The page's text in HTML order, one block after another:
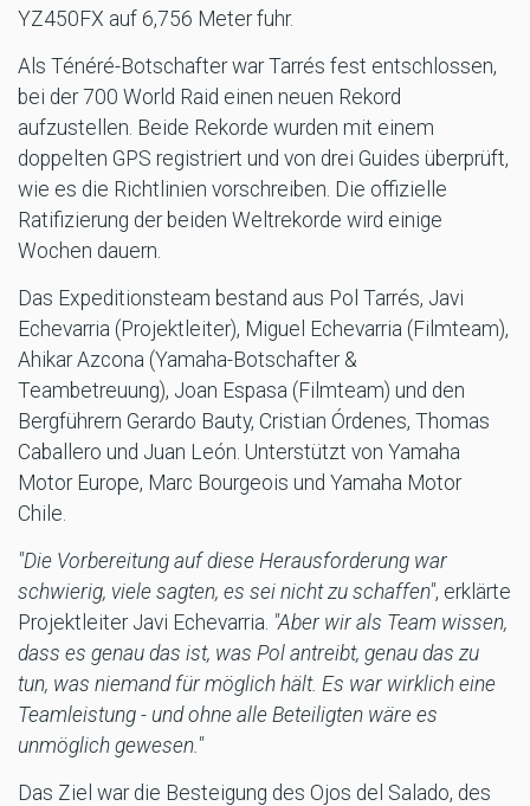
YZ450FX auf 6,756 Meter fuhr.
Als Ténéré-Botschafter war Tarrés fest entschlossen,
bei der 700 World Raid einen neuen Rekord
aufzustellen. Beide Rekorde wurden mit einem
doppelten GPS registriert und von drei Guides überprüft,
wie es die Richtlinien vorschreiben. Die offizielle
Ratifizierung der beiden Weltrekorde wird einige
Wochen dauern.
Das Expeditionsteam bestand aus Pol Tarrés, Javi
Echevarria (Projektleiter), Miguel Echevarria (Filmteam),
Ahikar Azcona (Yamaha-Botschafter &
Teambetreuung), Joan Espasa (Filmteam) und den
Bergführern Gerardo Bauty, Cristian Órdenes, Thomas
Caballero und Juan León. Unterstützt von Yamaha
Motor Europe, Marc Bourgeois und Yamaha Motor
Chile.
"Die Vorbereitung auf diese Herausforderung war
schwierig, viele sagten, es sei nicht zu schaffen", erklärte
Projektleiter Javi Echevarria. "Aber wir als Team wissen,
dass es genau das ist, was Pol antreibt, genau das zu
tun, was niemand für möglich hält. Es war wirklich eine
Teamleistung - und ohne alle Beteiligten wäre es
unmöglich gewesen."
Das Ziel war die Besteigung des Ojos del Salado, des